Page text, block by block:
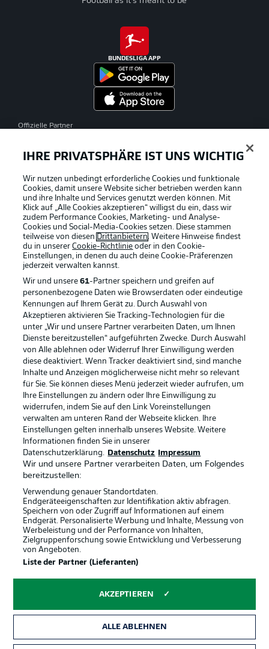
BUNDESLIGA APP
Offizielle Partner
Rechtliche Hinweise Voreinstellungen verwalten
Datenschutz Nutzungsbedingungen
Broadcaster Kontakt
Jobs Impressum
Partner Spieler
Liveticker
© 2026 Bundesliga-Gruppe GmbH
Anzeige Modus
IHRE PRIVATSPHÄRE IST UNS WICHTIG
Wir nutzen unbedingt erforderliche Cookies und funktionale
Cookies, damit unsere Website sicher betrieben werden kann
und ihre Inhalte und Services genutzt werden können. Mit
Klick auf „Alle Cookies akzeptieren“ willigst du ein, dass wir
zudem Performance Cookies, Marketing- und Analyse-
Cookies und Social-Media-Cookies setzen. Diese stammen
teilweise von diesen Drittanbietern. Weitere Hinweise findest
du in unsererCookie-Richtlinie oder in den Cookie-
Einstellungen, in denen du auch deine Cookie-Präferenzen
jederzeit verwalten kannst.
Wir und unsere61-Partner speichern und greifen auf
personenbezogene Daten wie Browserdaten oder eindeutige
Kennungen auf Ihrem Gerät zu. Durch Auswahl von
Akzeptieren aktivieren Sie Tracking-Technologien für die
unter „Wir und unsere Partner verarbeiten Daten, um Ihnen
Dienste bereitzustellen“ aufgeführten Zwecke. Durch Auswahl
von Alle ablehnen oder Widerruf Ihrer Einwilligung werden
diese deaktiviert. Wenn Tracker deaktiviert sind, sind manche
Inhalte und Anzeigen möglicherweise nicht mehr so relevant
für Sie. Sie können dieses Menü jederzeit wieder aufrufen, um
Ihre Einstellungen zu ändern oder Ihre Einwilligung zu
widerrufen, indem Sie auf den Link Voreinstellungen
verwalten am unteren Rand der Webseite klicken. Ihre
Einstellungen gelten innerhalb unseres Website. Weitere
Informationen finden Sie in unserer
Datenschutzerklärung.
Datenschutz Impressum
Wir und unsere Partner verarbeiten Daten, um Folgendes
bereitzustellen:
Verwendung genauer Standortdaten.
Endgeräteeigenschaften zur Identifikation aktiv abfragen.
Speichern von oder Zugriff auf Informationen auf einem
Endgerät. Personalisierte Werbung und Inhalte, Messung von
Werbeleistung und der Performance von Inhalten,
Zielgruppenforschung sowie Entwicklung und Verbesserung
von Angeboten.
Liste der Partner (Lieferanten)
AKZEPTIEREN
ALLE ABLEHNEN